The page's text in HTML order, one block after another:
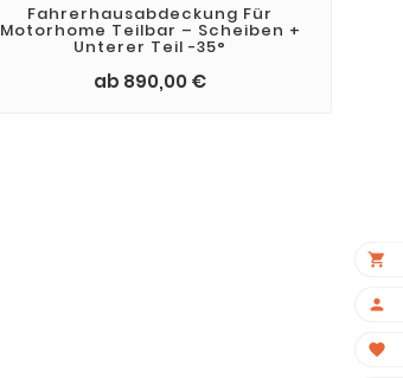
Fahrerhausabdeckung Für
Motorhome Teilbar – Scheiben +
Unterer Teil -35°
ab 890,00 €


